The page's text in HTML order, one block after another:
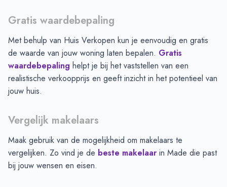
Gratis waardebepaling
Met behulp van Huis Verkopen kun je eenvoudig en gratis
de waarde van jouw woning laten bepalen. Gratis
waardebepaling helpt je bij het vaststellen van een
realistische verkoopprijs en geeft inzicht in het potentieel van
jouw huis.
Vergelijk makelaars
Maak gebruik van de mogelijkheid om makelaars te
vergelijken. Zo vind je de beste makelaar in Made die past
bij jouw wensen en eisen.